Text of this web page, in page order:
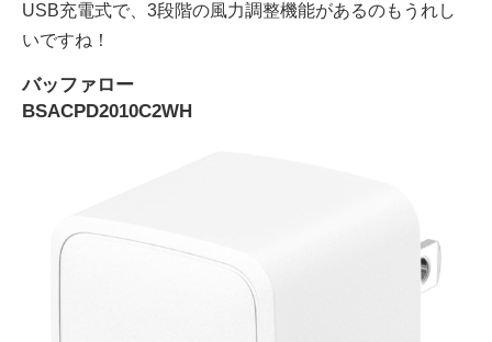
USB充電式で、3段階の風力調整機能があるのもうれし
いですね！
バッファロー
BSACPD2010C2WH